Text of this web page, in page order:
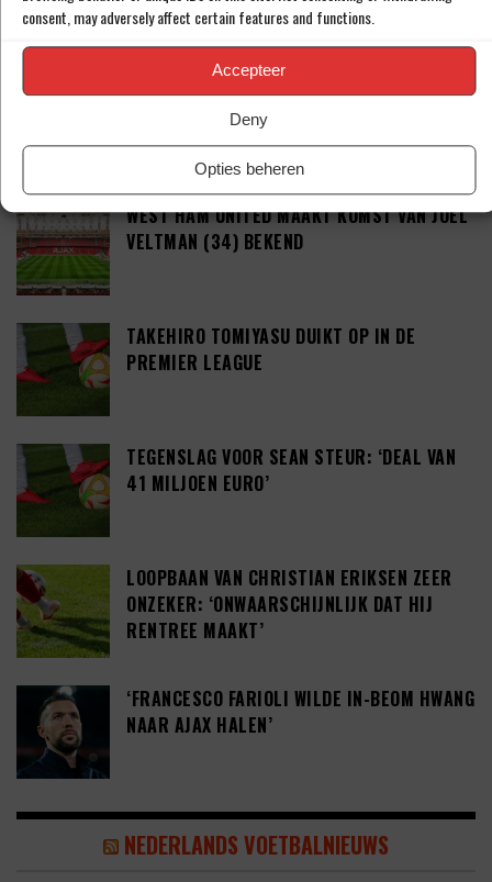
consent, may adversely affect certain features and functions.
Accepteer
Deny
Opties beheren
This site uses Akismet to reduce spam.
comment data is processed.
LAATSTE BERICHTEN
WEST HAM UNITED MAAKT KOMST VAN JOEL
VELTMAN (34) BEKEND
TAKEHIRO TOMIYASU DUIKT OP IN DE
PREMIER LEAGUE
TEGENSLAG VOOR SEAN STEUR: ‘DEAL VAN
41 MILJOEN EURO’
LOOPBAAN VAN CHRISTIAN ERIKSEN ZEER
ONZEKER: ‘ONWAARSCHIJNLIJK DAT HIJ
RENTREE MAAKT’
‘FRANCESCO FARIOLI WILDE IN-BEOM HWANG
NAAR AJAX HALEN’
NEDERLANDS VOETBALNIEUWS